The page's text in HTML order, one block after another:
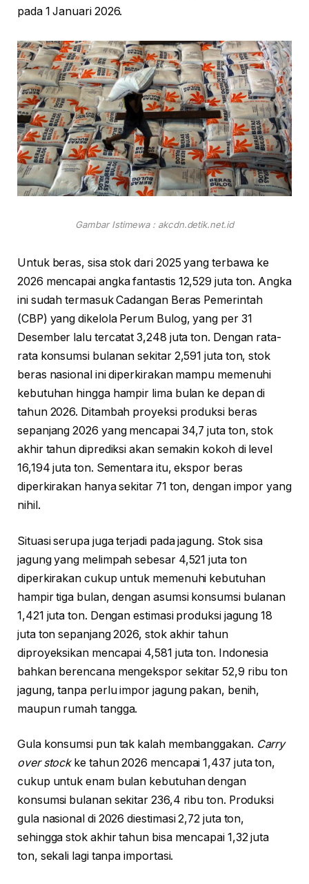
pada 1 Januari 2026.
Gambar Istimewa : akcdn.detik.net.id
Untuk beras, sisa stok dari 2025 yang terbawa ke
2026 mencapai angka fantastis 12,529 juta ton. Angka
ini sudah termasuk Cadangan Beras Pemerintah
(CBP) yang dikelola Perum Bulog, yang per 31
Desember lalu tercatat 3,248 juta ton. Dengan rata-
rata konsumsi bulanan sekitar 2,591 juta ton, stok
beras nasional ini diperkirakan mampu memenuhi
kebutuhan hingga hampir lima bulan ke depan di
tahun 2026. Ditambah proyeksi produksi beras
sepanjang 2026 yang mencapai 34,7 juta ton, stok
akhir tahun diprediksi akan semakin kokoh di level
16,194 juta ton. Sementara itu, ekspor beras
diperkirakan hanya sekitar 71 ton, dengan impor yang
nihil.
Situasi serupa juga terjadi pada jagung. Stok sisa
jagung yang melimpah sebesar 4,521 juta ton
diperkirakan cukup untuk memenuhi kebutuhan
hampir tiga bulan, dengan asumsi konsumsi bulanan
1,421 juta ton. Dengan estimasi produksi jagung 18
juta ton sepanjang 2026, stok akhir tahun
diproyeksikan mencapai 4,581 juta ton. Indonesia
bahkan berencana mengekspor sekitar 52,9 ribu ton
jagung, tanpa perlu impor jagung pakan, benih,
maupun rumah tangga.
Gula konsumsi pun tak kalah membanggakan. Carry
over stockke tahun 2026 mencapai 1,437 juta ton,
cukup untuk enam bulan kebutuhan dengan
konsumsi bulanan sekitar 236,4 ribu ton. Produksi
gula nasional di 2026 diestimasi 2,72 juta ton,
sehingga stok akhir tahun bisa mencapai 1,32 juta
ton, sekali lagi tanpa importasi.